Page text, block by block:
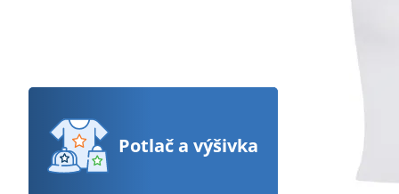
Potlača výšivka